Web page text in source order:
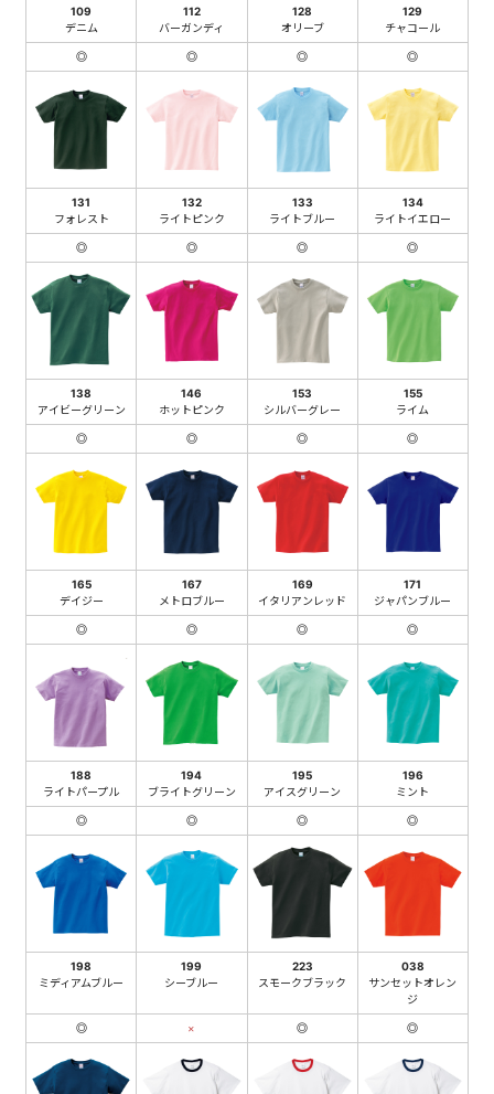
109
デニム
◎
112
バーガンディ
◎
128
オリーブ
◎
129
チャコール
◎
131
フォレスト
◎
132
ライトピンク
◎
133
ライトブルー
◎
134
ライトイエロー
◎
138
アイビーグリーン
◎
146
ホットピンク
◎
153
シルバーグレー
◎
155
ライム
◎
165
デイジー
◎
167
メトロブルー
◎
169
イタリアンレッド
◎
171
ジャパンブルー
◎
188
ライトパープル
◎
194
ブライトグリーン
◎
195
アイスグリーン
◎
196
ミント
◎
198
ミディアムブルー
◎
199
シーブルー
×
223
スモークブラック
◎
038
サンセットオレン
ジ
◎